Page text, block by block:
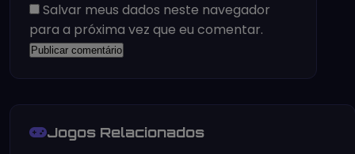
Salvar meus dados neste navegador
para a próxima vez que eu comentar.
Jogos Relacionados